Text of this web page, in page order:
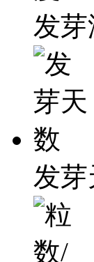
发芽
发芽